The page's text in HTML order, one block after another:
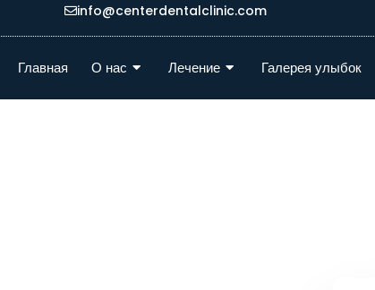
info@centerdentalclinic.com
Главная О нас Лечение Галерея улыбок